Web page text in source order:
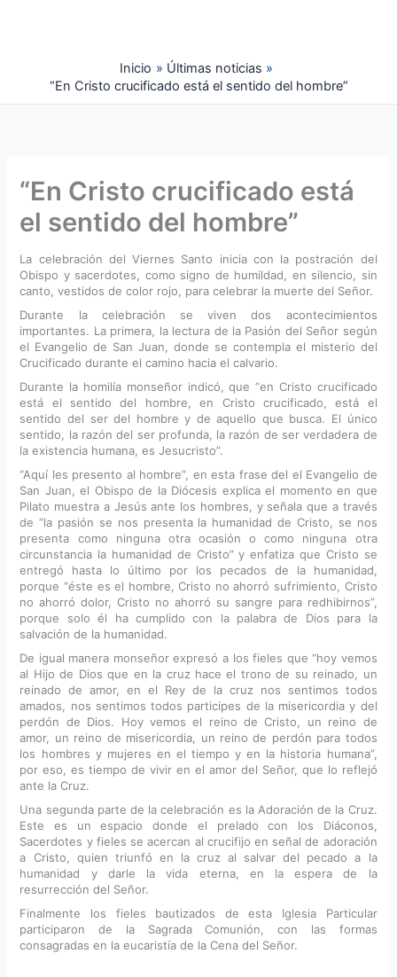
Inicio
Últimas noticias
“En Cristo crucificado está el sentido del hombre”
“En Cristo crucificado está
el sentido del hombre”
La celebración del Viernes Santo inicia con la postración del
Obispo y sacerdotes, como signo de humildad, en silencio, sin
canto, vestidos de color rojo, para celebrar la muerte del Señor.
Durante la celebración se viven dos acontecimientos
importantes. La primera, la lectura de la Pasión del Señor según
el Evangelio de San Juan, donde se contempla el misterio del
Crucificado durante el camino hacia el calvario.
Durante la homilía monseñor indicó, que “en Cristo crucificado
está el sentido del hombre, en Cristo crucificado, está el
sentido del ser del hombre y de aquello que busca. El único
sentido, la razón del ser profunda, la razón de ser verdadera de
la existencia humana, es Jesucristo”.
“Aquí les presento al hombre”, en esta frase del el Evangelio de
San Juan, el Obispo de la Diócesis explica el momento en que
Pilato muestra a Jesús ante los hombres, y señala que a través
de “la pasión se nos presenta la humanidad de Cristo, se nos
presenta como ninguna otra ocasión o como ninguna otra
circunstancia la humanidad de Cristo” y enfatiza que Cristo se
entregó hasta lo último por los pecados de la humanidad,
porque “éste es el hombre, Cristo no ahorró sufrimiento, Cristo
no ahorró dolor, Cristo no ahorró su sangre para redhibirnos”,
porque solo él ha cumplido con la palabra de Dios para la
salvación de la humanidad.
De igual manera monseñor expresó a los fieles que “hoy vemos
al Hijo de Dios que en la cruz hace el trono de su reinado, un
reinado de amor, en el Rey de la cruz nos sentimos todos
amados, nos sentimos todos participes de la misericordia y del
perdón de Dios. Hoy vemos el reino de Cristo, un reino de
amor, un reino de misericordia, un reino de perdón para todos
los hombres y mujeres en el tiempo y en la historia humana”,
por eso, es tiempo de vivir en el amor del Señor, que lo reflejó
ante la Cruz.
Una segunda parte de la celebración es la Adoración de la Cruz.
Este es un espacio donde el prelado con los Diáconos,
Sacerdotes y fieles se acercan al crucifijo en señal de adoración
a Cristo, quien triunfó en la cruz al salvar del pecado a la
humanidad y darle la vida eterna, en la espera de la
resurrección del Señor.
Finalmente los fieles bautizados de esta Iglesia Particular
participaron de la Sagrada Comunión, con las formas
consagradas en la eucaristía de la Cena del Señor.